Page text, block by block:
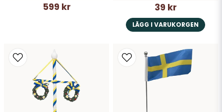
599 kr 39 kr
LÄGG I VARUKORGEN